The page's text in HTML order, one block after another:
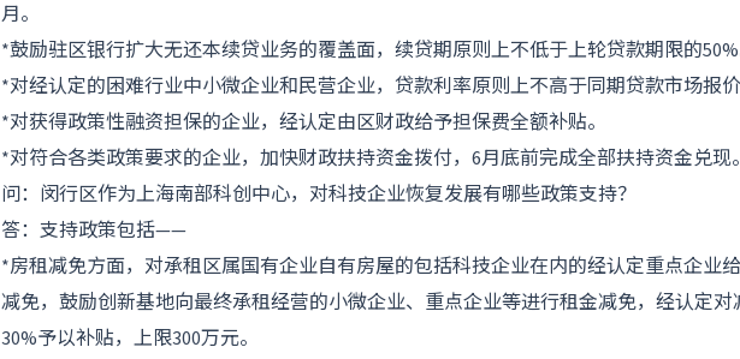
月。
*鼓励驻区银行扩大无还本续贷业务的覆盖面，续贷期原则上不低于上轮贷款期限的50%
*对经认定的困难行业中小微企业和民营企业，贷款利率原则上不高于同期贷款市场报价
*对获得政策性融资担保的企业，经认定由区财政给予担保费全额补贴。
*对符合各类政策要求的企业，加快财政扶持资金拨付，6月底前完成全部扶持资金兑现。
问：闵行区作为上海南部科创中心，对科技企业恢复发展有哪些政策支持？
答：支持政策包括——
*房租减免方面，对承租区属国有企业自有房屋的包括科技企业在内的经认定重点企业
减免，鼓励创新基地向最终承租经营的小微企业、重点企业等进行租金减免，经认定对
30%予以补贴，上限300万元。